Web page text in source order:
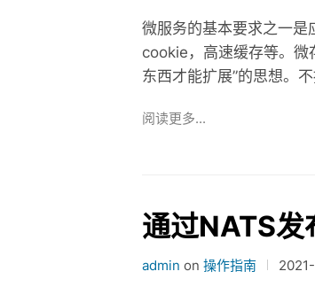
微服务的基本要求之一是
cookie，高速缓存等。微
东西才能扩展”的思想。
阅读更多...
通过NATS
admin on 操作指南